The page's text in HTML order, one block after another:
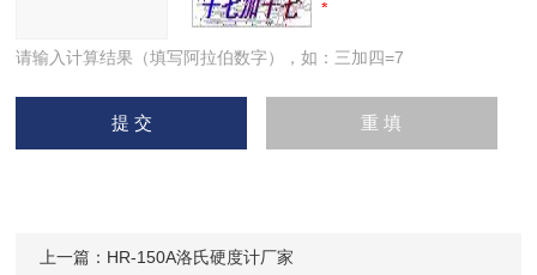
请输入计算结果（填写阿拉伯数字），如：三加四=7
上一篇： HR-150A洛氏硬度计厂家